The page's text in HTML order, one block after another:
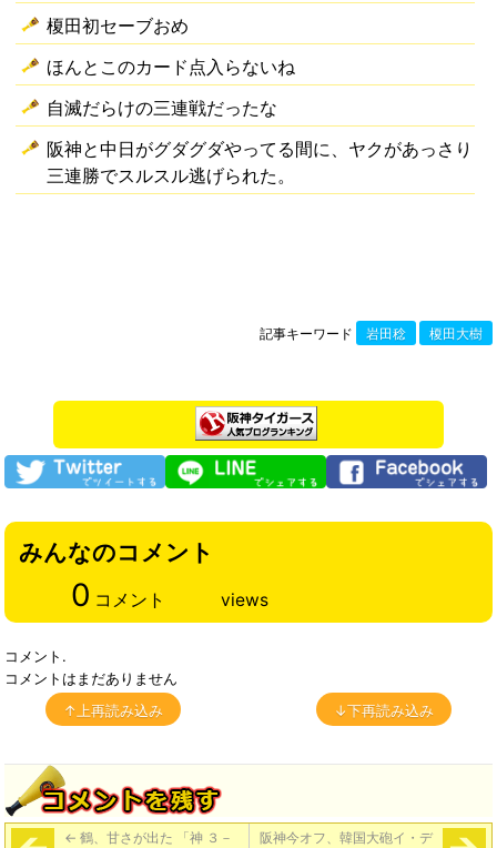
榎田初セーブおめ
ほんとこのカード点入らないね
自滅だらけの三連戦だったな
阪神と中日がグダグダやってる間に、ヤクがあっさり
三連勝でスルスル逃げられた。
記事キーワード 岩田稔 榎田大樹
みんなのコメント
0 コメント views
コメント.
コメントはまだありません
↑上再読み込み
↓下再読み込み
← 鶴、甘さが出た 「神 ３－
阪神今オフ、韓国大砲イ・デ